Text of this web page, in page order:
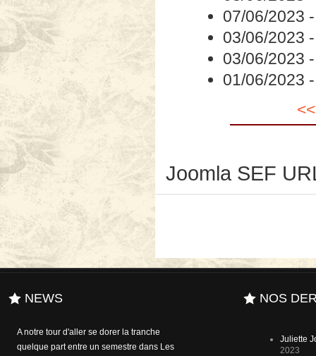
07/06/2023
03/06/2023
03/06/2023
01/06/2023
Joomla SEF
NEWS
A notre tour d'aller se dorer la tranche
quelque part entre un semestre dans Les
Si des essais dans le domaine de
l'édition interactive ont déjà été tentées
NOS
Juliette
2023